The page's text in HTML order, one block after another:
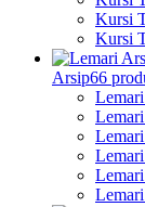
Kursi
Kursi
Arsip66